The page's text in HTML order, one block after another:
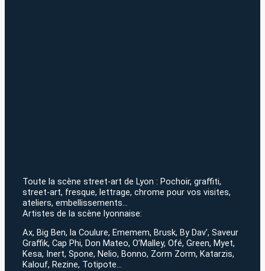
Toute la scène street-art de Lyon : Pochoir, graffiti,
street-art, fresque, lettrage, chrome pour vos visites,
ateliers, embellissements…
Artistes de la scène lyonnaise:
Ax, Big Ben, la Coulure, Ememem, Brusk, By Dav’, Saveur
Graffik, Cap Phi, Don Mateo, O’Malley, Ofé, Green, Myet,
Kesa, Inert, Spone, Nelio, Bonno, Zorm Zorm, Katarzis,
Kalouf, Rezine, Totipote…